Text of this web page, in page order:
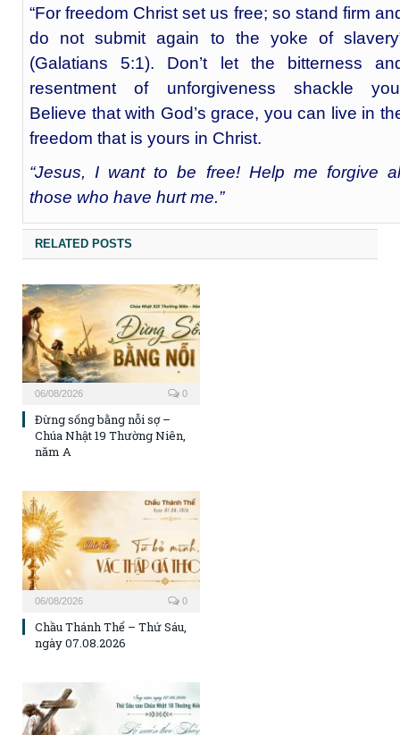
“For freedom Christ set us free; so stand firm
do not submit again to the yoke of
(Galatians 5:1). Don’t let the bitterness
resentment of unforgiveness shackle
Believe that with God’s grace, you can live in
freedom that is yours in Christ.
“Jesus, I want to be free! Help me forgive
those who have hurt me.”
RELATED POSTS
06/08/2026 0
Đừng sống bằng nỗi sợ –
Chúa Nhật 19 Thường Niên,
năm A
06/08/2026 0
Chầu Thánh Thể – Thứ Sáu,
ngày 07.08.2026